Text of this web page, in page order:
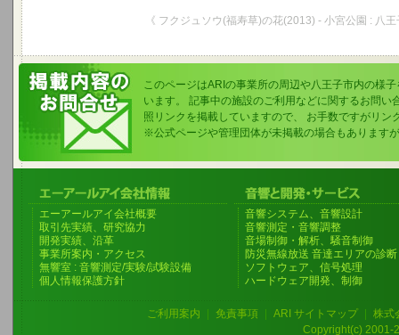
《 フクジュソウ(福寿草)の花(2013) - 小宮公園 : 八
このページはARIの事業所の周辺や八王子市内の様
います。 記事中の施設のご利用などに関するお問い
照リンクを掲載していますので、 お手数ですがリン
※公式ページや管理団体が未掲載の場合もあります
エーアールアイ会社概要
取引先実績、研究協力
開発実績、沿革
事業所案内・アクセス
無響室 : 音響測定/実験/試験設備
個人情報保護方針
音響システム、音響設計
音響測定・音響調整
音場制御・解析、騒音制御
防災無線放送 音達エリアの診断
ソフトウェア、信号処理
ハードウェア開発、制御
ご利用案内 免責事項 ARI サイトマップ
株式
Copyright(c) 2001-